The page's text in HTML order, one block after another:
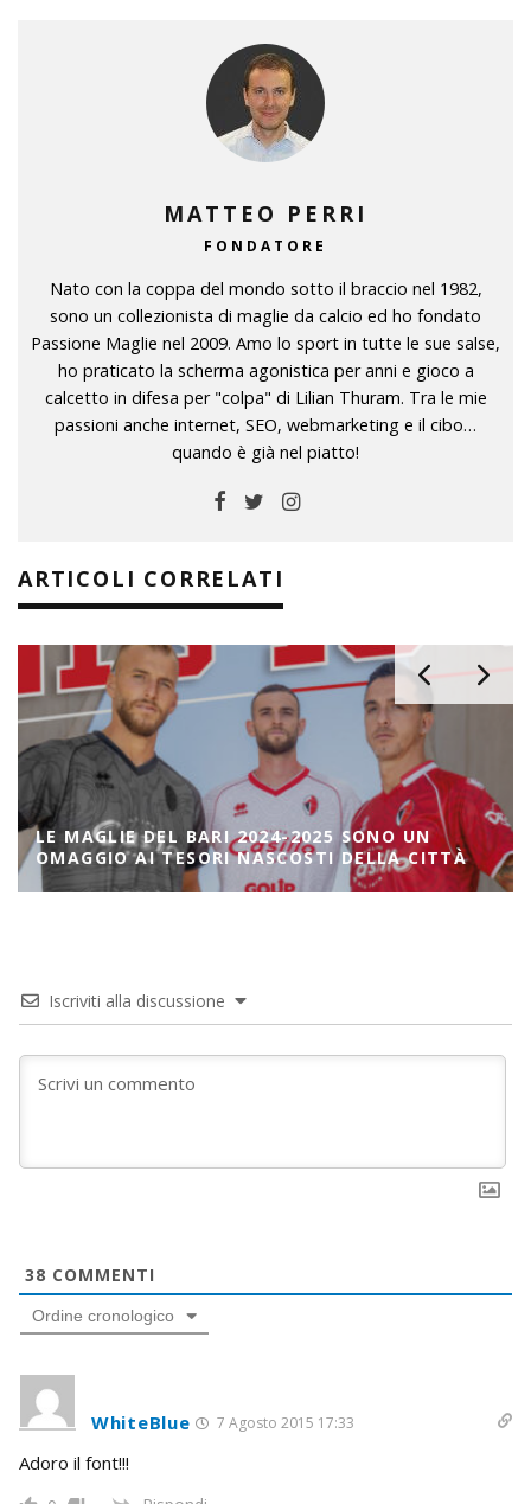
MATTEO PERRI
FONDATORE
Nato con la coppa del mondo sotto il braccio nel 1982,
sono un collezionista di maglie da calcio ed ho fondato
Passione Maglie nel 2009. Amo lo sport in tutte le sue salse,
ho praticato la scherma agonistica per anni e gioco a
calcetto in difesa per "colpa" di Lilian Thuram. Tra le mie
passioni anche internet, SEO, webmarketing e il cibo…
quando è già nel piatto!
ARTICOLI CORRELATI
LE MAGLIE DEL BARI 2024-2025 SONO UN
OMAGGIO AI TESORI NASCOSTI DELLA CITTÀ
Iscriviti alla discussione
38 COMMENTI
Ordine cronologico
WhiteBlue 7 Agosto 2015 17:33
Adoro il font!!!